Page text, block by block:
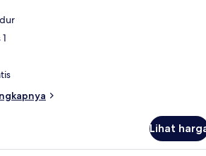
Lihat